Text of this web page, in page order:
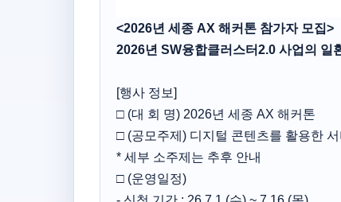
<2026년 세종 AX 해커톤 참가자 모집>
2026년 SW융합클러스터2.0 사업의
[행사 정보]
□ (대 회 명) 2026년 세종 AX 해커톤
□ (공모주제) 디지털 콘텐츠를 활용한
* 세부 소주제는 추후 안내
□ (운영일정)